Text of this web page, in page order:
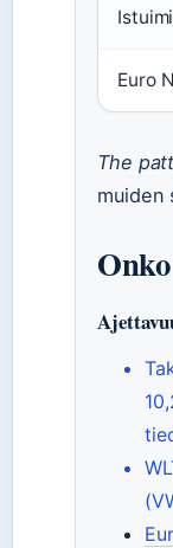
Euro
The
muiden